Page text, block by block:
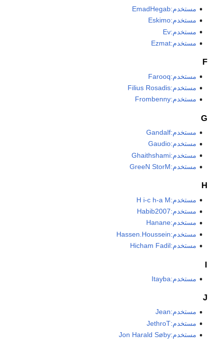
مستخدم:EmadHegab
مستخدم:Eskimo
مستخدم:Ev
مستخدم:Ezmat
F
مستخدم:Farooq
مستخدم:Filius Rosadis
مستخدم:Frombenny
G
مستخدم:Gandalf
مستخدم:Gaudio
مستخدم:Ghaithshami
مستخدم:GreeN StorM
H
مستخدم:H i-c h-a M
مستخدم:Habib2007
مستخدم:Hanane
مستخدم:Hassen.Houssein
مستخدم:Hicham Fadil
I
مستخدم:Itayba
J
مستخدم:Jean
مستخدم:JethroT
مستخدم:Jon Harald Søby